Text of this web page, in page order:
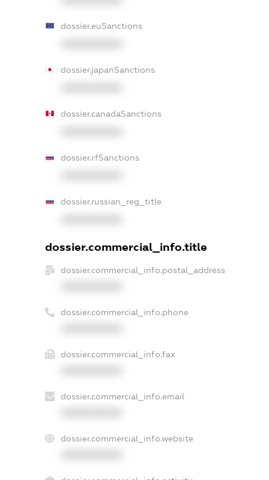
dossier.euSanctions
dossier.japanSanctions
dossier.canadaSanctions
dossier.rfSanctions
dossier.russian_reg_title
dossier.commercial_info.title
dossier.commercial_info.postal_address
dossier.commercial_info.phone
dossier.commercial_info.fax
dossier.commercial_info.email
dossier.commercial_info.website